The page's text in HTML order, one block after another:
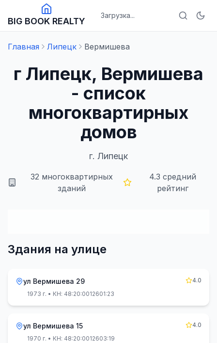
BIG BOOK REALTY
Загрузка...
Главная Липецк Вермишева
г Липецк, Вермишева
- список
многоквартирных
домов
г. Липецк
32 многоквартирных
зданий
4.3 средний
рейтинг
Здания на улице
ул Вермишева 29
4.0
1973 г. • КН: 48:20:0012601:23
ул Вермишева 15
4.0
1970 г. • КН: 48:20:0012603:19